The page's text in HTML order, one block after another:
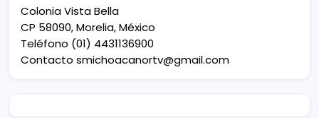
Colonia Vista Bella
CP 58090, Morelia, México
Teléfono (01) 4431136900
Contacto smichoacanortv@gmail.com